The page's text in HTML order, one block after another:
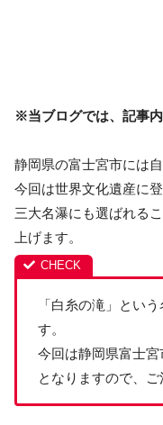
※当ブログでは、記事
静岡県の富士宮市には
今回は世界文化遺産に
三大名瀑にも選ばれる
上げます。
「白糸の滝」とい
す。
今回は静岡県富士
となりますので、ご